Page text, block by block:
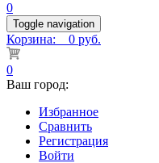
0
Toggle navigation
Корзина: 0 руб.
0
Ваш город:
Избранное
Сравнить
Регистрация
Войти